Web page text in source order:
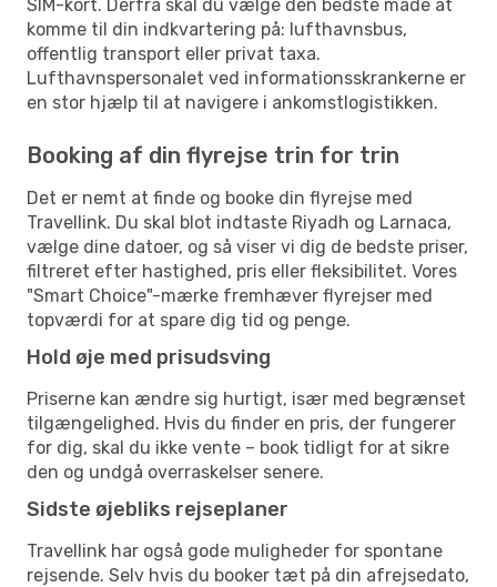
SIM-kort. Derfra skal du vælge den bedste måde at
komme til din indkvartering på: lufthavnsbus,
offentlig transport eller privat taxa.
Lufthavnspersonalet ved informationsskrankerne er
en stor hjælp til at navigere i ankomstlogistikken.
Booking af din flyrejse trin for trin
Det er nemt at finde og booke din flyrejse med
Travellink. Du skal blot indtaste Riyadh og Larnaca,
vælge dine datoer, og så viser vi dig de bedste priser,
filtreret efter hastighed, pris eller fleksibilitet. Vores
"Smart Choice"-mærke fremhæver flyrejser med
topværdi for at spare dig tid og penge.
Hold øje med prisudsving
Priserne kan ændre sig hurtigt, især med begrænset
tilgængelighed. Hvis du finder en pris, der fungerer
for dig, skal du ikke vente – book tidligt for at sikre
den og undgå overraskelser senere.
Sidste øjebliks rejseplaner
Travellink har også gode muligheder for spontane
rejsende. Selv hvis du booker tæt på din afrejsedato,